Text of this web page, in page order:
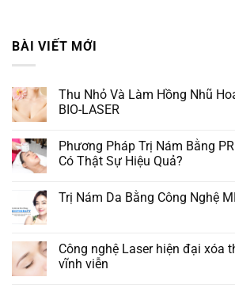
BÀI VIẾT MỚI
Thu Nhỏ Và Làm Hồng Nhũ
BIO-LASER
Phương Pháp Trị Nám Bằng
Có Thật Sự Hiệu Quả?
Trị Nám Da Bằng Công Nghệ
Công nghệ Laser hiện đại xóa
vĩnh viễn